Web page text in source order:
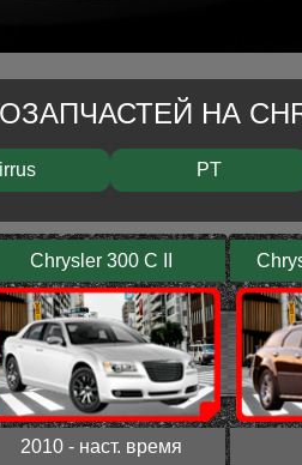
НА
PT
Chrysler 300 C II
2010 - наст. время